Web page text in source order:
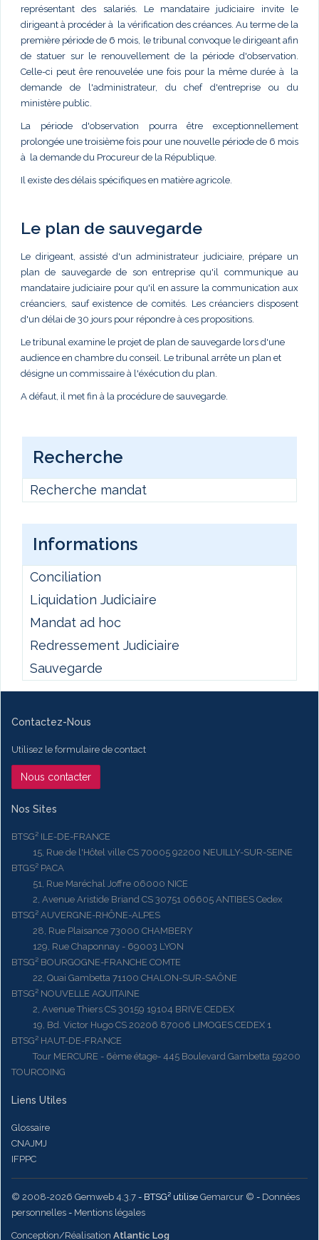
représentant des salariés. Le mandataire judiciaire invite le
dirigeant à procéder à la vérification des créances. Au terme de la
première période de 6 mois, le tribunal convoque le dirigeant afin
de statuer sur le renouvellement de la période d'observation.
Celle-ci peut êre renouvelée une fois pour la même durée à la
demande de l'administrateur, du chef d'entreprise ou du
ministère public.
La période d'observation pourra être exceptionnellement
prolongée une troisième fois pour une nouvelle période de 6 mois
à la demande du Procureur de la République.
Il existe des délais spécifiques en matière agricole.
Le plan de sauvegarde
Le dirigeant, assisté d'un administrateur judiciaire, prépare un
plan de sauvegarde de son entreprise qu'il communique au
mandataire judiciaire pour qu'il en assure la communication aux
créanciers, sauf existence de comités. Les créanciers disposent
d'un délai de 30 jours pour répondre à ces propositions.
Le tribunal examine le projet de plan de sauvegarde lors d'une
audience en chambre du conseil. Le tribunal arrête un plan et
désigne un commissaire à l'éxécution du plan.
A défaut, il met fin à la procédure de sauvegarde.
Recherche
Recherche mandat
Informations
Conciliation
Liquidation Judiciaire
Mandat ad hoc
Redressement Judiciaire
Sauvegarde
Contactez-Nous
Utilisez le formulaire de contact
Nous contacter
Nos Sites
BTSG² ILE-DE-FRANCE
15, Rue de l'Hôtel ville CS 70005 92200 NEUILLY-SUR-SEINE
BTGS² PACA
51, Rue Maréchal Joffre 06000 NICE
2, Avenue Aristide Briand CS 30751 06605 ANTIBES Cedex
BTSG² AUVERGNE-RHÔNE-ALPES
28, Rue Plaisance 73000 CHAMBERY
129, Rue Chaponnay - 69003 LYON
BTSG² BOURGOGNE-FRANCHE COMTE
22, Quai Gambetta 71100 CHALON-SUR-SAÔNE
BTSG² NOUVELLE AQUITAINE
2, Avenue Thiers CS 30159 19104 BRIVE CEDEX
19, Bd. Victor Hugo CS 20206 87006 LIMOGES CEDEX 1
BTSG² HAUT-DE-FRANCE
Tour MERCURE - 6ème étage- 445 Boulevard Gambetta 59200
TOURCOING
Liens Utiles
Glossaire
CNAJMJ
IFPPC
© 2008-2026 Gemweb 4.3.7 - BTSG² utilise Gemarcur © - Données
personnelles - Mentions légales
Conception/Réalisation Atlantic Log